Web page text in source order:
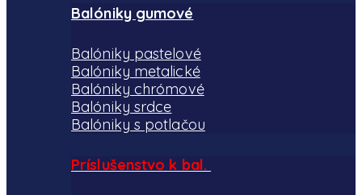
Balóniky gumové
Balóniky pastelové
Balóniky metalické
Balóniky chrómové
Balóniky srdce
Balóniky s potlačou
Príslušenstvo k bal.